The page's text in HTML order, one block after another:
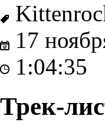
17
1:04:35
Трек-